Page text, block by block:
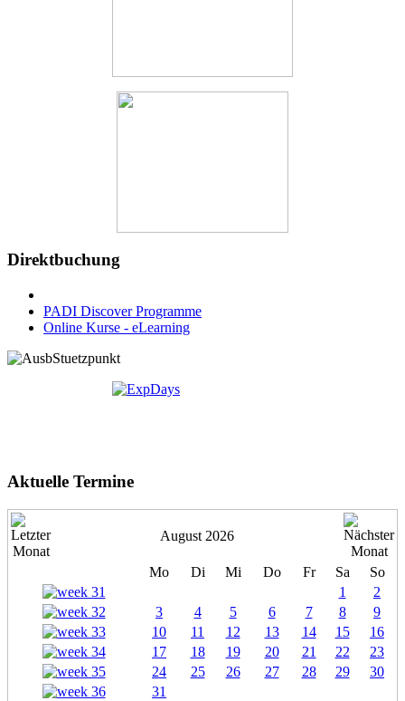
Direktbuchung
PADI Discover Programme
Online Kurse - eLearning
Aktuelle Termine
August 2026
Mo Di Mi Do Fr Sa
So
1
2
3
4 5 6 7 8
9
10
11 12 13 14 15
16
17
18 19 20 21 22
23
24
25 26 27 28 29
30
31